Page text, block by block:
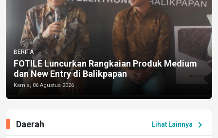
BERITA
FOTILE Luncurkan Rangkaian Produk Medium
dan New Entry di Balikpapan
Kamis, 06 Agustus 2026
Lihat Lainnya chevron_right
Daerah